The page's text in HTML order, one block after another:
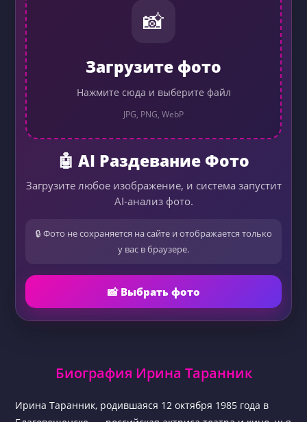
📸
Загрузите фото
Нажмите сюда и выберите файл
JPG, PNG, WebP
🤖 AI Раздевание Фото
Загрузите любое изображение, и система запустит
AI-анализ фото.
🔒 Фото не сохраняется на сайте и отображается только
у вас в браузере.
📸 Выбрать фото
Биография Ирина Таранник
Ирина Таранник, родившаяся 12 октября 1985 года в